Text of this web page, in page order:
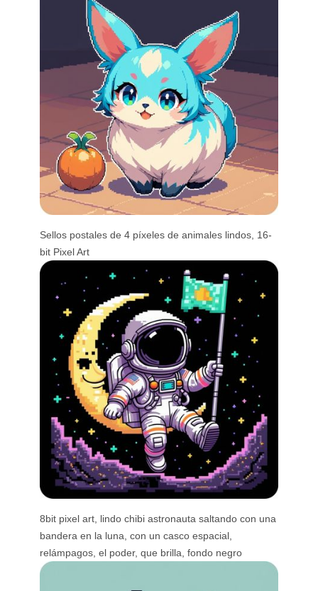
Sellos postales de 4 píxeles de animales lindos, 16-
bit Pixel Art
8bit pixel art, lindo chibi astronauta saltando con una
bandera en la luna, con un casco espacial,
relámpagos, el poder, que brilla, fondo negro